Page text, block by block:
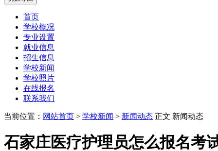
首页
学校概况
专业设置
就业信息
招生信息
学校新闻
学校照片
在线报名
联系我们
当前位置： 网站首页 > 学校新闻 > 新闻动态 正文 新闻动态
石家庄医疗护理员怎么报名考